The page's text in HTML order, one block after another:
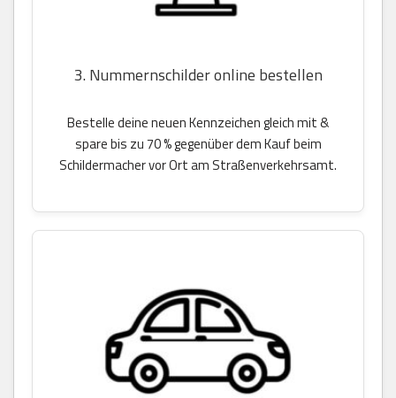
3. Nummernschilder online bestellen
Bestelle deine neuen Kennzeichen gleich mit &
spare bis zu 70 % gegenüber dem Kauf beim
Schildermacher vor Ort am Straßenverkehrsamt.